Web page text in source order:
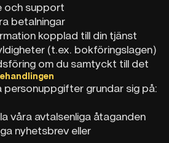
och support
betalningar
kopplad till din tjänst
(t.ex. bokföringslagen)
om du samtyckt till det
personuppgifter grundar sig på:
våra avtalsenliga åtaganden
nyhetsbrev eller